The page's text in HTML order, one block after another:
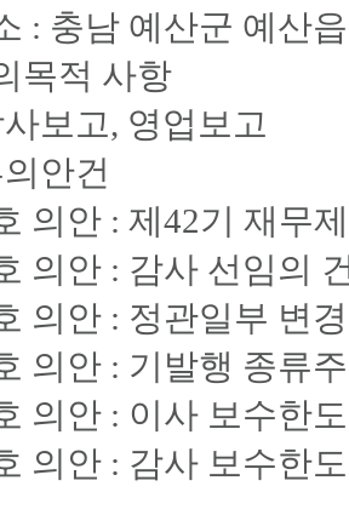
: 충남 예산군 예산
목적 사항
보고, 영업보고
안건
의안 : 제42기 재무
의안 : 감사 선임의
의안 : 정관일부 변
의안 : 기발행 종류
의안 : 이사 보수한
의안 : 감사 보수한